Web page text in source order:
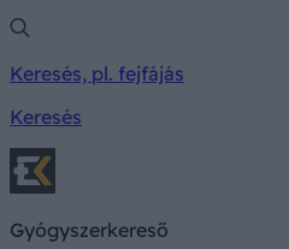
Keresés, pl. fejfájás
Keresés
Gyógyszerkereső